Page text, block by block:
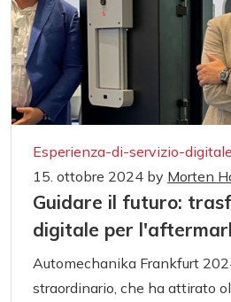
Esperienza-di-servizio-digitale
15. ottobre 2024 by Morten
Guidare il futuro:
digitale per
Automechanika Frankfurt
straordinario, che ha attirato